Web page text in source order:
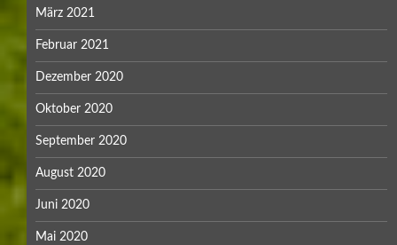
März 2021
Februar 2021
Dezember 2020
Oktober 2020
September 2020
August 2020
Juni 2020
Mai 2020